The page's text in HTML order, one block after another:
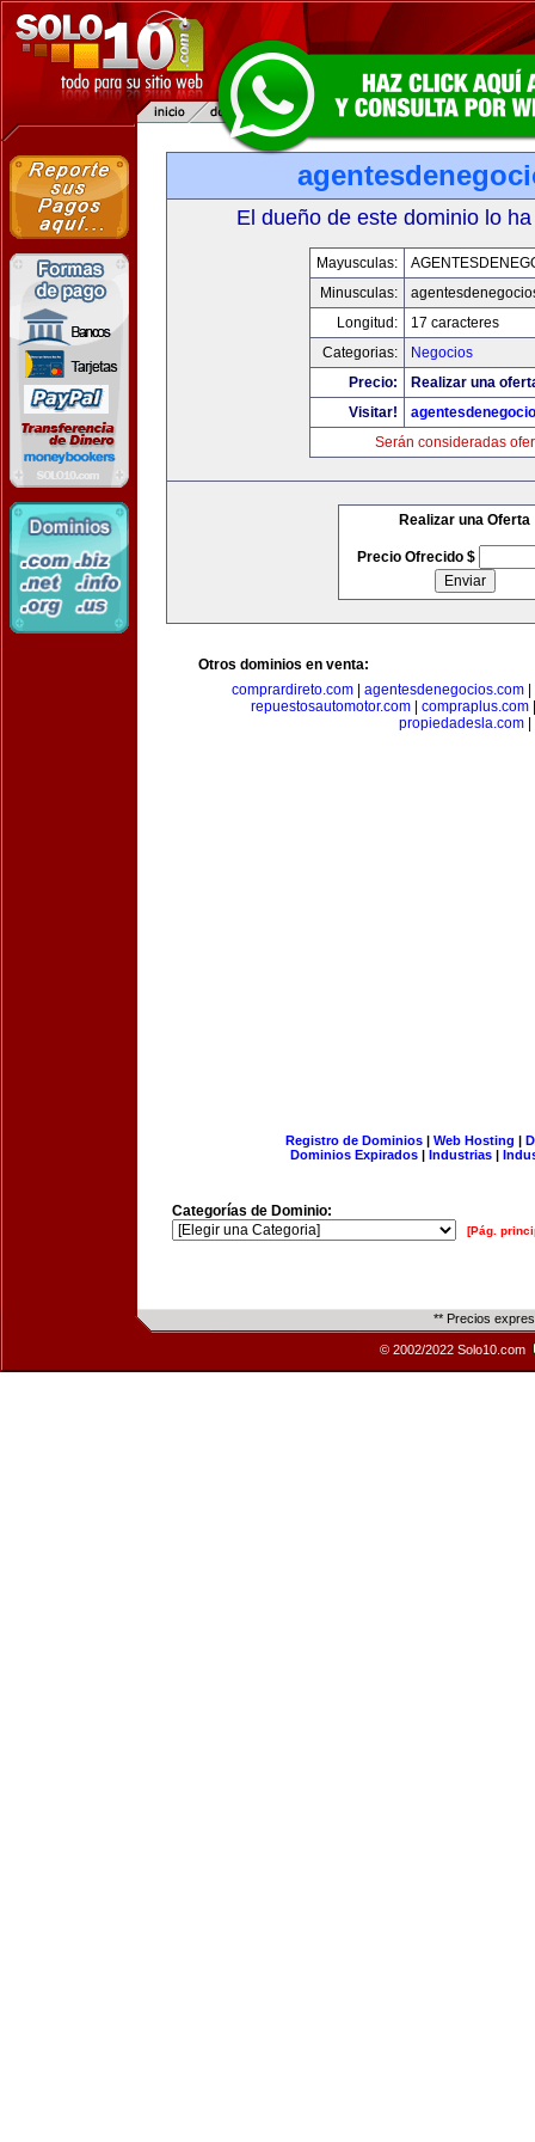
El dueño de este dominio lo
Mayusculas:
Minusculas:
Longitud:
17 caracteres
Categorias:
Negocios
Precio:
Realizar una
Visitar!
Serán consideradas
Realizar una Oferta
Precio Ofrecido $
Otros dominios en venta:
comprardireto.com| agentesdenegocios.com|
repuestosautomotor.com
compraplus.com
propiedadesla.com|
Registro de Dominios| Web Hosting |
Dominios Expirados | Industrias |
Categorías de Dominio:
[Pág.
** Precios
© 2002/2022 Solo10.com